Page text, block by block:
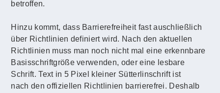
betroffen.
Hinzu kommt, dass Barrierefreiheit fast auschließlich
über Richtlinien definiert wird. Nach den aktuellen
Richtlinien muss man noch nicht mal eine erkennbare
Basisschriftgröße verwenden, oder eine lesbare
Schrift. Text in 5 Pixel kleiner Sütterlinschrift ist
nach den offiziellen Richtlinien barrierefrei. Deshalb